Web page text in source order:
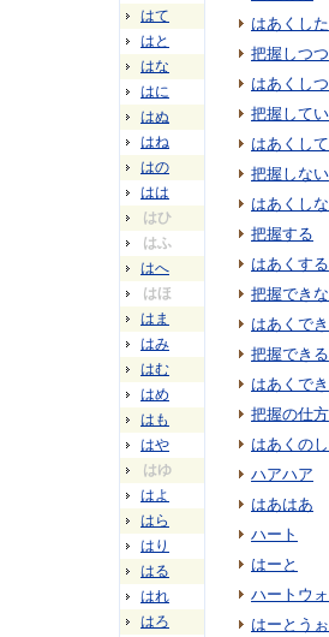
はて
はと
はな
はに
はぬ
はね
はの
はは
はひ
はふ
はへ
はほ
はま
はみ
はむ
はめ
はも
はや
はゆ
はよ
はら
はり
はる
はれ
はろ
はあくした
把握しつつ
はあくし
把握して
はあくし
把握しない
はあくし
把握する
はあくする
把握でき
はあくで
把握できる
はあくで
把握の仕方
はあくの
ハアハア
はあはあ
ハート
はーと
ハートウ
はーとう